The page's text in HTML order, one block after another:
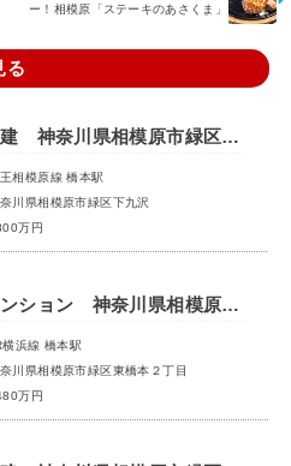
ー！相模原「ステーキのあさくま」
る
中古戸建 神奈川県相模原市緑区下九沢
相模原線 橋本駅
川県相模原市緑区下九沢
万円
中古マンション 神奈川県相模原市緑区東橋本２丁目
横浜線 橋本駅
川県相模原市緑区東橋本２丁目
万円